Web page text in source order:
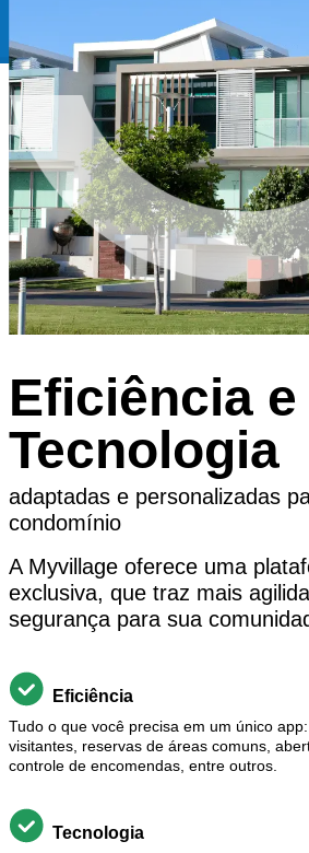
Eficiência e
Tecnologia
adaptadas e personalizadas
condomínio
A Myvillage oferece uma
exclusiva, que traz mais
segurança para sua
Eficiência
Tudo o que você precisa em um único
visitantes, reservas de áreas comuns,
controle de encomendas, entre outros.
Tecnologia